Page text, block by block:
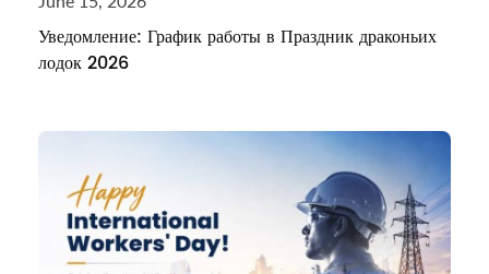
Уведомление: График работы в Праздник драконьих
лодок 2026